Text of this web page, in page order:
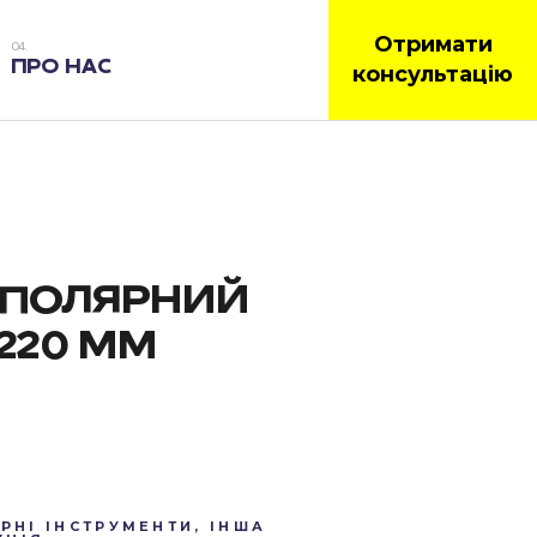
ПРО НАС
Отримати
консультацію
ММ
ІНСТРУМЕНТИ , ІНША